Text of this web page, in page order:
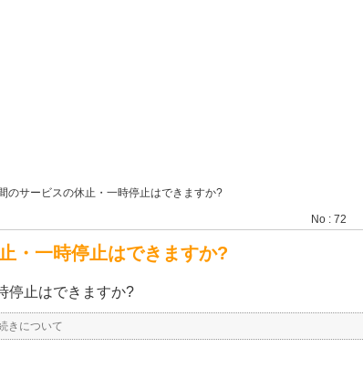
のサービスの休止・一時停止はできますか?
No : 72
・一時停止はできますか?
停止はできますか?
きについて